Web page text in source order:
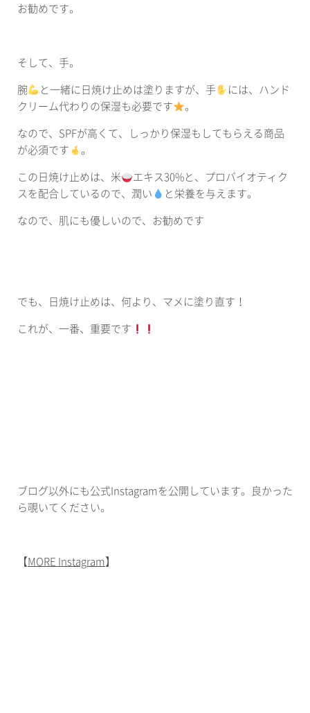
お勧めです。
そして、手。
腕
と一緒に日焼け止めは塗りますが、手
には、ハンド
クリーム代わりの保湿も必要です
。
なので、SPFが高くて、しっかり保湿もしてもらえる商品
が必須です
。
この日焼け止めは、米
エキス30%と、プロバイオティク
スを配合しているので、潤い
と栄養を与えます。
なので、肌にも優しいので、お勧めです
でも、日焼け止めは、何より、マメに塗り直す！
これが、一番、重要です
ブログ以外にも公式Instagramを公開しています。良かった
ら覗いてください。
【MORE Instagram】